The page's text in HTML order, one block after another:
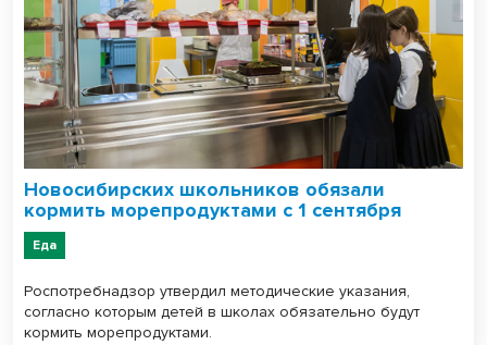
Новосибирских школьников обязали
кормить морепродуктами с 1 сентября
Еда
Роспотребнадзор утвердил методические указания,
согласно которым детей в школах обязательно будут
кормить морепродуктами.